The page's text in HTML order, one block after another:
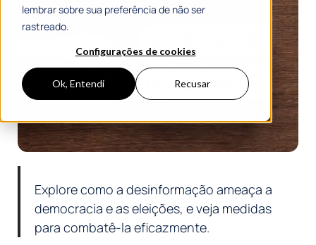
lembrar sobre sua preferência de não ser
rastreado.
Configurações de cookies
Ok, Entendi Recusar
Explore como a desinformação ameaça a
democracia e as eleições, e veja medidas
para combatê-la eficazmente.